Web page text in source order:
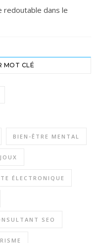
redoutable dans le
MOT CLÉ
BIEN-ÊTRE MENTAL
ÉLECTRONIQUE
SEO